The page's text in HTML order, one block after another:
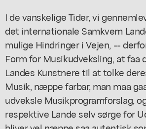
I de vanskelige Tider, vi
det internationale Samkvem
mulige Hindringer i Vejen, --
Form for Musikudveksling, at faa
Landes Kunstnere til at tolke
Musik, næppe farbar, man maa
udveksle Musikprogramforslag,
respektive Lande selv sørge for